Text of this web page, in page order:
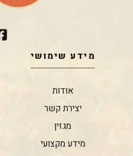
מידע שימושי
אודות
יצירת קשר
מגזין
מידע מקצועי